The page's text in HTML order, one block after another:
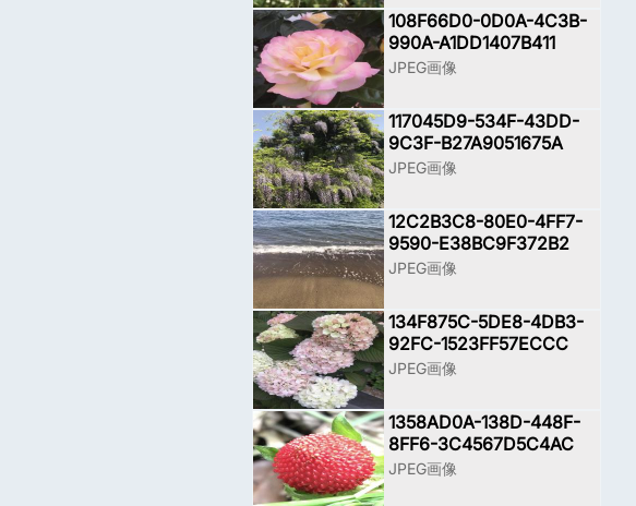
108F66D0-0D0A-4C3B-
990A-A1DD1407B411
JPEG画像
117045D9-534F-43DD-
9C3F-B27A9051675A
JPEG画像
12C2B3C8-80E0-4FF7-
9590-E38BC9F372B2
JPEG画像
134F875C-5DE8-4DB3-
92FC-1523FF57ECCC
JPEG画像
1358AD0A-138D-448F-
8FF6-3C4567D5C4AC
JPEG画像